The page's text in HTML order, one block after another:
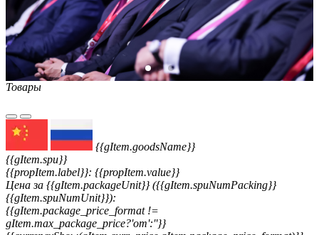
Товары
{{gItem.goodsName}}
{{gItem.spu}}
{{propItem.label}}: {{propItem.value}}
Цена за {{gItem.packageUnit}} ({{gItem.spuNumPacking}}
{{gItem.spuNumUnit}}):
{{gItem.package_price_format !=
gItem.max_package_price?'от':''}}